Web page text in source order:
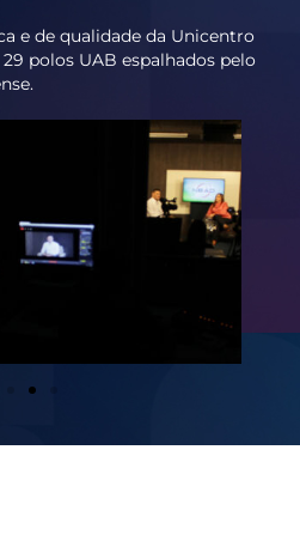
e de qualidade da Unicentro
polos UAB espalhados pelo